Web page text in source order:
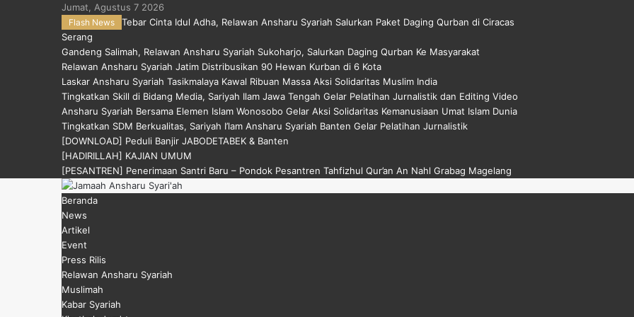
Jumat, Agustus 7 2026
Flash News
Tebar Cinta Idul Adha, Relawan Ansharu Syariah Salurkan Paket Daging Qurban di Ciracas
Serang
Gandeng Salimah, Relawan Ansharu Syariah Sukoharjo, Salurkan Daging Qurban Ke Masyarakat
Relawan Ansharu Syariah Jatim Distribusikan 90 Hewan Kurban di 6 Kota
Laskar Ansharu Syariah Tasikmalaya Kawal Ribuan Massa Aksi Solidaritas Muslim India
Tingkatkan Skill di Bidang Media, Sariyah Ilam Jawa Tengah Gelar Pelatihan Jurnalistik dan Editing Video
Ansharu Syariah Bersama Elemen Islam Wonosobo Gelar Aksi Solidaritas Kemanusiaan Umat Islam Dunia
Tingkatkan SDM Berkualitas, Sariyah I’lam Ansharu Syariah Banten Gelar Pelatihan Jurnalistik
[DOWNLOAD] Peduli Banjir JABODETABEK & Banten
[HADIRILLAH] KAJIAN UMUM
[PESANTREN] Penerimaan Santri Baru – Pondok Pesantren Tahfizhul Qur’an An Nahl Grabag Magelang
Menu
Beranda
News
Artikel
Event
Press Rilis
Relawan Ansharu Syariah
Muslimah
Kabar Syariah